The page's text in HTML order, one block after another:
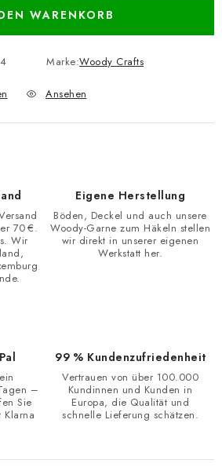
WARENKORB
Marke:Woody Crafts
Ansehen
70 €.
Wir
Eigene Herstellung
Böden, Deckel und auch unsere
Woody-Garne zum Häkeln stellen
wir direkt in unserer eigenen
Werkstatt her.
–
Sie
99 % Kundenzufriedenheit
Vertrauen von über 100.000
Kundinnen und Kunden in
Europa, die Qualität und
schnelle Lieferung schätzen.